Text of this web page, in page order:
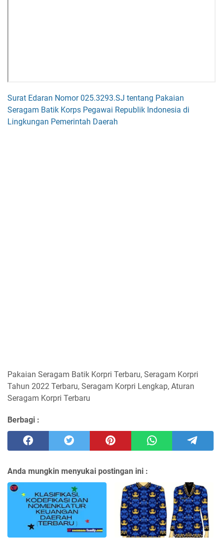
Surat Edaran Nomor 025.3293.SJ tentang Pakaian
Seragam Batik Korps Pegawai Republik Indonesia di
Lingkungan Pemerintah Daerah
Pakaian Seragam Batik Korpri Terbaru, Seragam Korpri
Tahun 2022 Terbaru, Seragam Korpri Lengkap, Aturan
Seragam Korpri Terbaru
Berbagi :
Anda mungkin menyukai postingan ini :